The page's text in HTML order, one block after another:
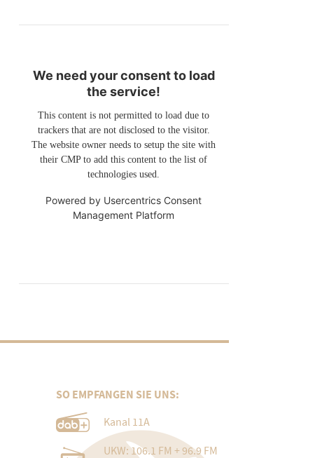
We need your consent to load
the service!
This content is not permitted to load due to
trackers that are not disclosed to the visitor.
The website owner needs to setup the site with
their CMP to add this content to the list of
technologies used.
Powered by Usercentrics Consent
Management Platform
SO EMPFANGEN SIE UNS:
Kanal 11A
UKW: 106.1 FM + 96.9 FM